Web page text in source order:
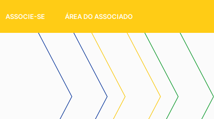
ASSOCIE-SE ÁREA DO ASSOCIADO